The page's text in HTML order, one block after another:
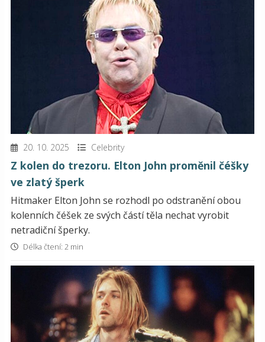
20. 10. 2025 Celebrity
Z kolen do trezoru. Elton John proměnil čéšky
ve zlatý šperk
Hitmaker Elton John se rozhodl po odstranění obou
kolenních čéšek ze svých částí těla nechat vyrobit
netradiční šperky.
Délka čtení: 2 min